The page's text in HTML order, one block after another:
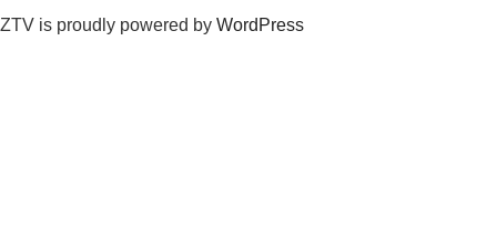
ZTV is proudly powered by WordPress